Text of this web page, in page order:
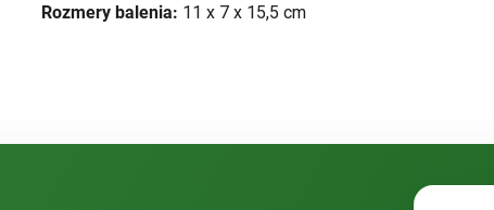
Rozmery balenia: 11 x 7 x 15,5 cm